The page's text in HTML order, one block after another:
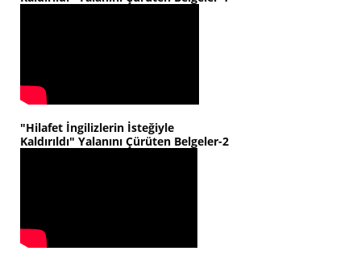
"Hilafet İngilizlerin İsteğiyle
Kaldırıldı" Yalanını Çürüten Belgeler-2